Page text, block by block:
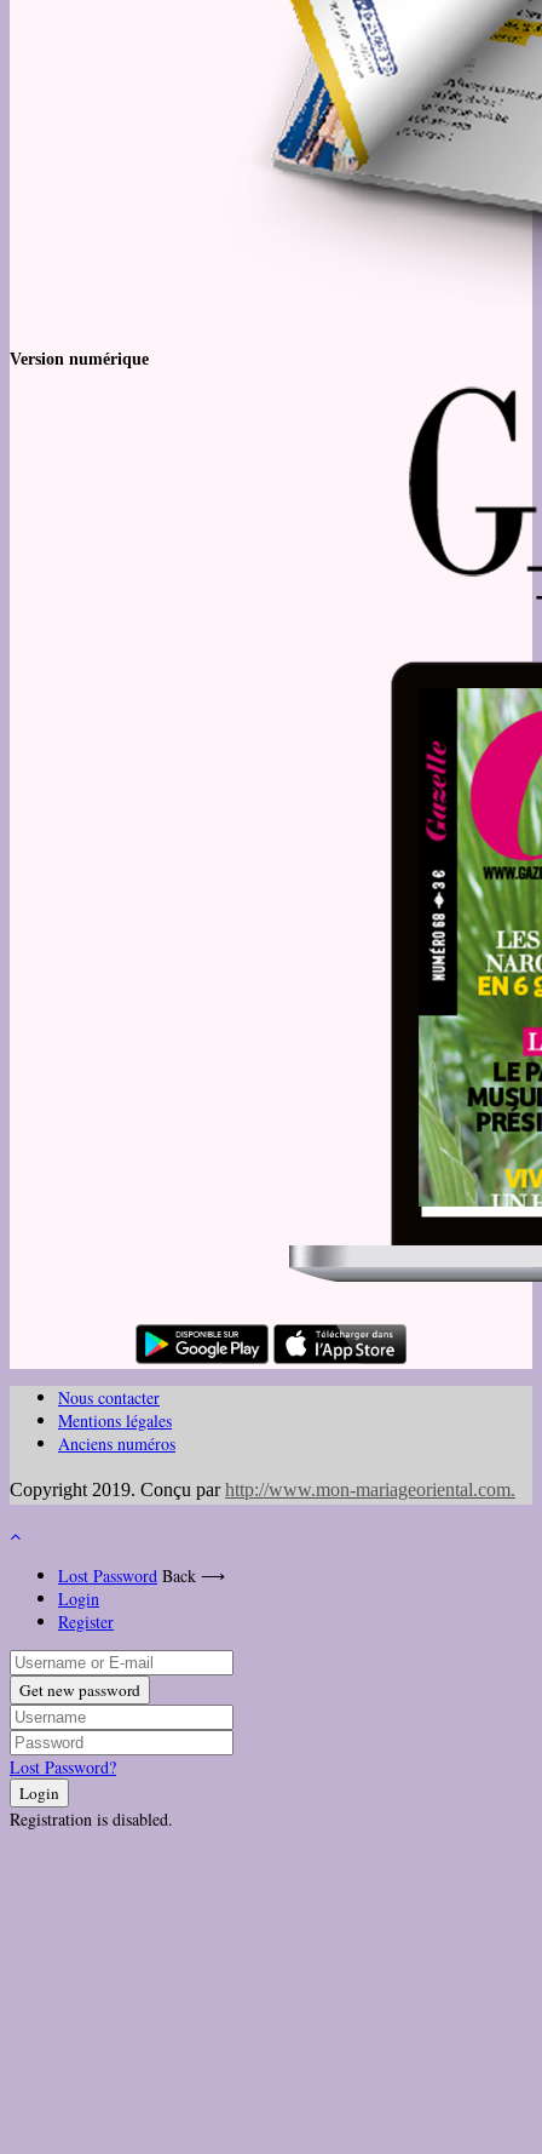
Version numérique
Nous contacter
Mentions légales
Anciens numéros
Copyright 2019. Conçu parhttp://www.mon-mariageoriental.com.
Lost Password Back ⟶
Login
Register
Get new password
Lost Password?
Login
Registration is disabled.